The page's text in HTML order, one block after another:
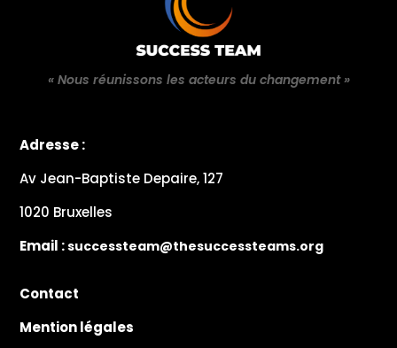
« Nous réunissons les acteurs du changement »
Adresse :
Av Jean-Baptiste Depaire, 127
1020 Bruxelles
Email :successteam@thesuccessteams.org
Contact
Mention légales
🎙️ 2–4 micros + casques
💾 Montage & post-prod (option)